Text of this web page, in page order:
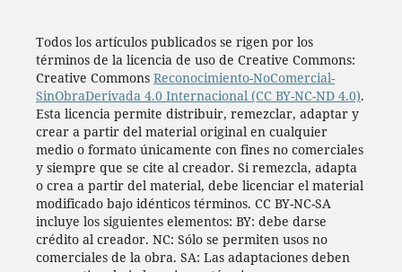
Todos los artí­culos publicados se rigen por los
términos de la licencia de uso de Creative Commons:
Creative Commons Reconocimiento-NoComercial-
SinObraDerivada 4.0 Internacional (CC BY-NC-ND 4.0).
Esta licencia permite distribuir, remezclar, adaptar y
crear a partir del material original en cualquier
medio o formato únicamente con fines no comerciales
y siempre que se cite al creador. Si remezcla, adapta
o crea a partir del material, debe licenciar el material
modificado bajo idénticos términos. CC BY-NC-SA
incluye los siguientes elementos: BY: debe darse
crédito al creador. NC: Sólo se permiten usos no
comerciales de la obra. SA: Las adaptaciones deben